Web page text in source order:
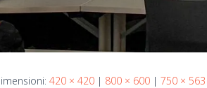
420 × 420 | 800 × 600 | 750 × 563